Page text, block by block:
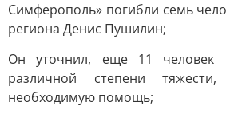
Симферополь» погибли семь
региона Денис Пушилин;
Он уточнил, еще 11 человек
различной степени
необходимую помощь;